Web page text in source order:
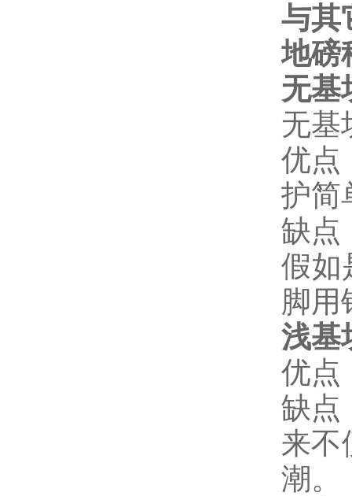
与其
地磅
无基
无基
优点
护简
缺点
假如
脚用
浅基
优点
缺点
来不
潮。